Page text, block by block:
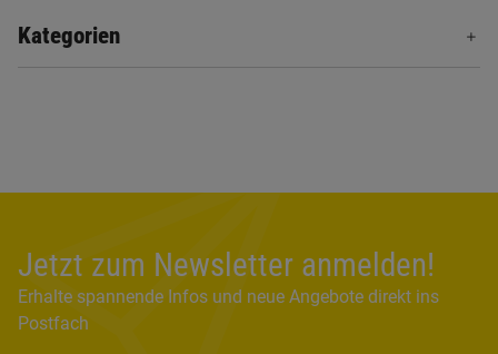
Kategorien
Jetzt zum Newsletter anmelden!
Erhalte spannende Infos und neue Angebote direkt ins
Postfach